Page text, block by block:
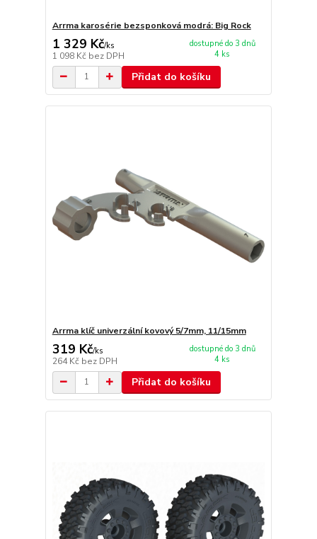
Arrma karosérie bezsponková modrá: Big Rock
1 329 Kč/ks
1 098 Kč bez DPH
dostupné do 3 dnů
4 ks
Přidat do košíku
Arrma klíč univerzální kovový 5/7mm, 11/15mm
319 Kč/ks
264 Kč bez DPH
dostupné do 3 dnů
4 ks
Přidat do košíku